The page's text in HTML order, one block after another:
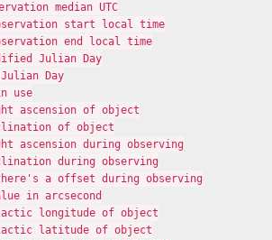
median UTC
start local time
end local time
Julian Day
Day
use
ascension of object
of object
ascension during observing
during observing
a offset during observing
in arcsecond
longitude of object
latitude of object